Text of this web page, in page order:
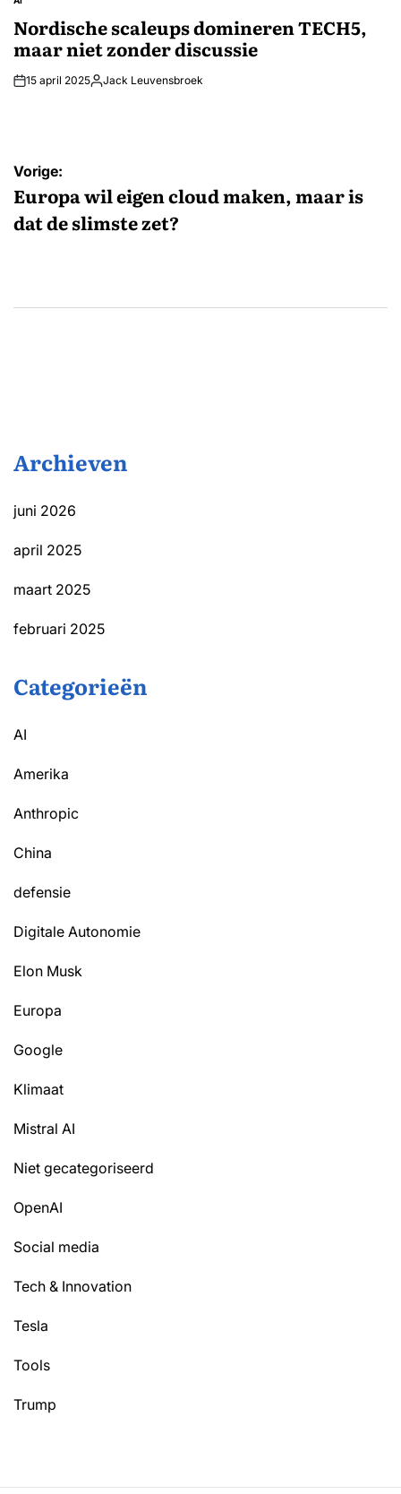
GEPLAATST
Nordische scaleups domineren TECH5,
maar niet zonder discussie
15 april 2025Geplaatst
Jack Leuvensbroek
Bericht
navigatie
Vorige:
Europa wil eigen cloud maken, maar is
dat de slimste zet?
Archieven
juni 2026
april 2025
maart 2025
februari 2025
Categorieën
AI
Amerika
Anthropic
China
defensie
Digitale Autonomie
Elon Musk
Europa
Google
Klimaat
Mistral AI
Niet gecategoriseerd
OpenAI
Social media
Tech & Innovation
Tesla
Tools
Trump